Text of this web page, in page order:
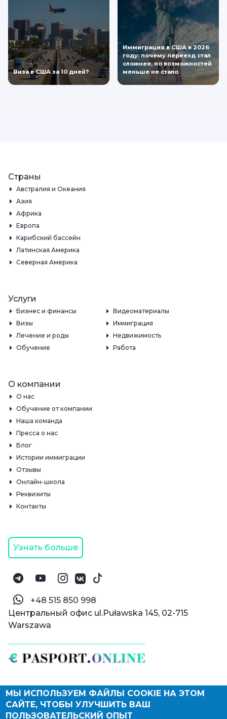
Виза в США за 10 дней?
Иммиграция в США в 2026
году: почему переезд стал
сложнее, но возможностей
меньше не стало
© Паспорт Онлайн 2019—2026
Политика конфиденциальности
Оферта и конфиденциальность:РФ
Страны
Австралия и Океания
Азия
Африка
Европа
Карибский бассейн
Латинская Америка
Северная Америка
Услуги
Бизнес и финансы
Видеоматериалы
Визы
Иммиграция
Лечение и роды
Недвижимость
Обучение
Работа
О компании
О нас
Обучение от компании
Наша команда
Пресса о нас
Блог
Истории иммиграции
Отзывы
Онлайн-школа
Реквизиты
Контакты
Узнать больше
‪+48 515 850 998‬
Центральный офис ul.Puławska 145, 02-715
Warszawa
МЫ ИСПОЛЬЗУЕМ ФАЙЛЫ COOKIE НА ЭТОМ
САЙТЕ, ЧТОБЫ УЛУЧШИТЬ ВАШ
ПОЛЬЗОВАТЕЛЬСКИЙ ОПЫТ